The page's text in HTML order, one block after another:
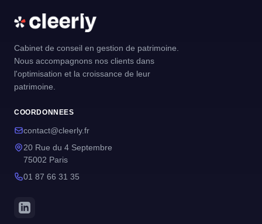
Cabinet de conseil en gestion de patrimoine.
Nous accompagnons nos clients dans
l'optimisation et la croissance de leur
patrimoine.
COORDONNEES
contact@cleerly.fr
20 Rue du 4 Septembre
75002 Paris
01 87 66 31 35